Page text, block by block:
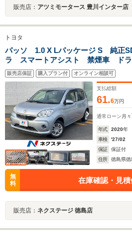
販売店： アツミモータース 豊川インター店
トヨタ
パッソ 1.0 X Lパッケージ S 純正
ラ スマートアシスト 禁煙車 ド
ンサー LEDヘッド ビルトイン
オートエアコン Bluetooth CD
販売店保証 購入プラン付 オンライン相談可
支払総額
61.6万円
通常ローン 月々
年式 2020年
車検
'27/02
保証
保証付
住所
徳島県徳
無
料
在庫確認・見積
販売店： ネクステージ 徳島店